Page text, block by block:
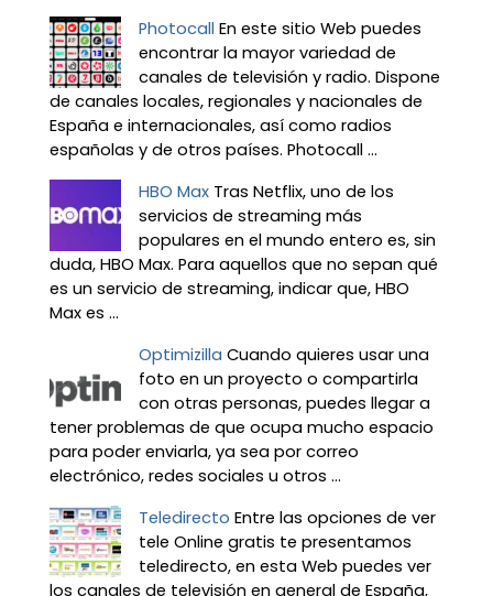
Photocall En este sitio Web puedes
encontrar la mayor variedad de
canales de televisión y radio. Dispone
de canales locales, regionales y nacionales de
España e internacionales, así como radios
españolas y de otros países. Photocall ...
HBO Max Tras Netflix, uno de los
servicios de streaming más
populares en el mundo entero es, sin
duda, HBO Max. Para aquellos que no sepan qué
es un servicio de streaming, indicar que, HBO
Max es ...
Optimizilla Cuando quieres usar una
foto en un proyecto o compartirla
con otras personas, puedes llegar a
tener problemas de que ocupa mucho espacio
para poder enviarla, ya sea por correo
electrónico, redes sociales u otros ...
Teledirecto Entre las opciones de ver
tele Online gratis te presentamos
teledirecto, en esta Web puedes ver
los canales de televisión en general de España,